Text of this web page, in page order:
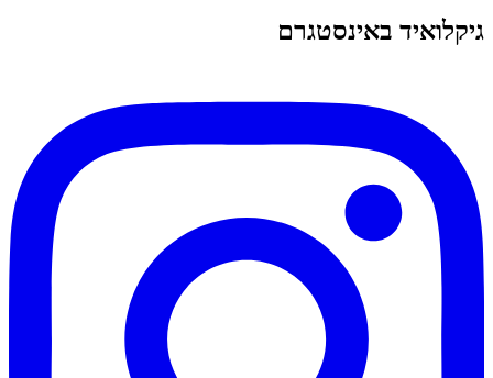
גיקלואיד באינסטגרם